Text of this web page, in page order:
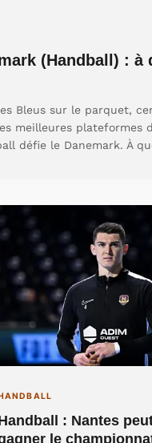
(Handball) :
Bleus sur le parquet,
meilleures plateformes
défie le Danemark. À
: Nantes
le